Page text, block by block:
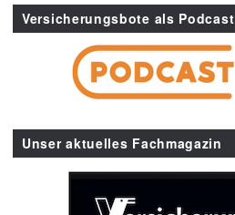
Versicherungsbote als Podcast
Unser aktuelles Fachmagazin